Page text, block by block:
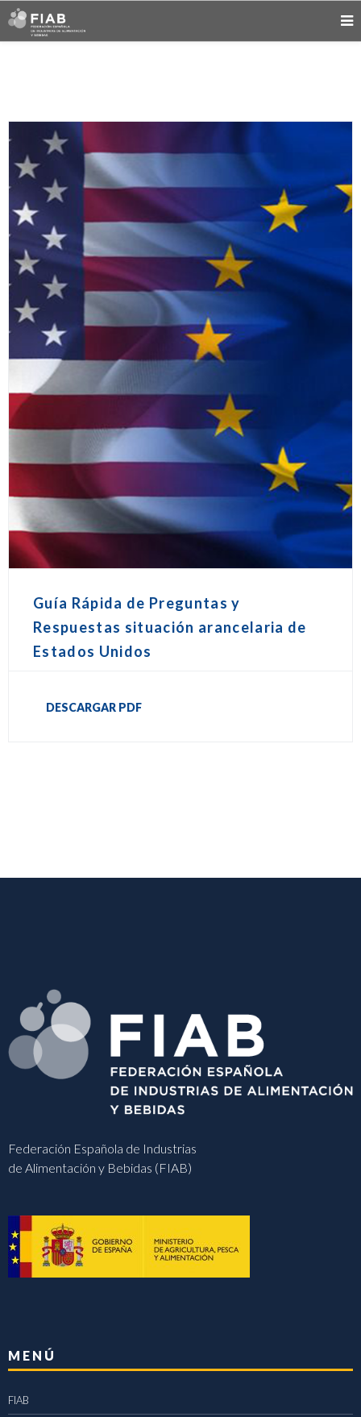
Guía Rápida de Preguntas y
Respuestas situación arancelaria de
Estados Unidos
DESCARGAR PDF
Federación Española de Industrias
de Alimentación y Bebidas (FIAB)
MENÚ
FIAB